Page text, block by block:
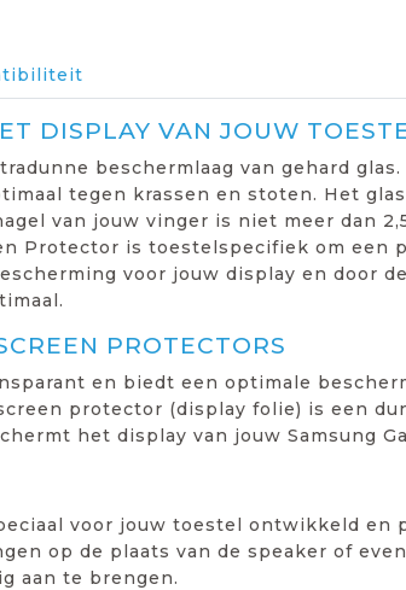
DISPLAY VAN JOUW
beschermlaag van gehard
tegen krassen en stoten. Het
van jouw vinger is niet meer dan
Protector is toestelspecifiek om een
voor jouw display en door
PROTECTORS
en biedt een optimale
protector (display folie) is een
het display van jouw Samsung
voor jouw toestel ontwikkeld en
op de plaats van de speaker of
aan te brengen.